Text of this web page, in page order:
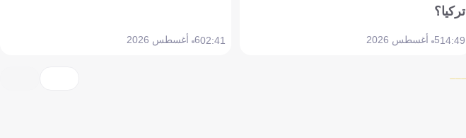
تركيا؟
14:495 أغسطس 2026 02:416 أغسطس 2026